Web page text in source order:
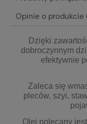
Opinie o produkcie
Dzięki
dobroczynnym
efektywnie
Zaleca się
pleców, szyi,
Olej polecany